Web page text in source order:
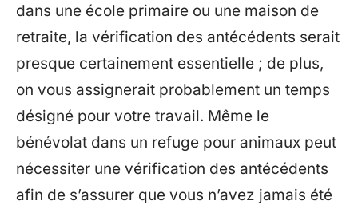
dans une école primaire ou une maison de
retraite, la vérification des antécédents serait
presque certainement essentielle ; de plus,
on vous assignerait probablement un temps
désigné pour votre travail. Même le
bénévolat dans un refuge pour animaux peut
nécessiter une vérification des antécédents
afin de s’assurer que vous n’avez jamais été